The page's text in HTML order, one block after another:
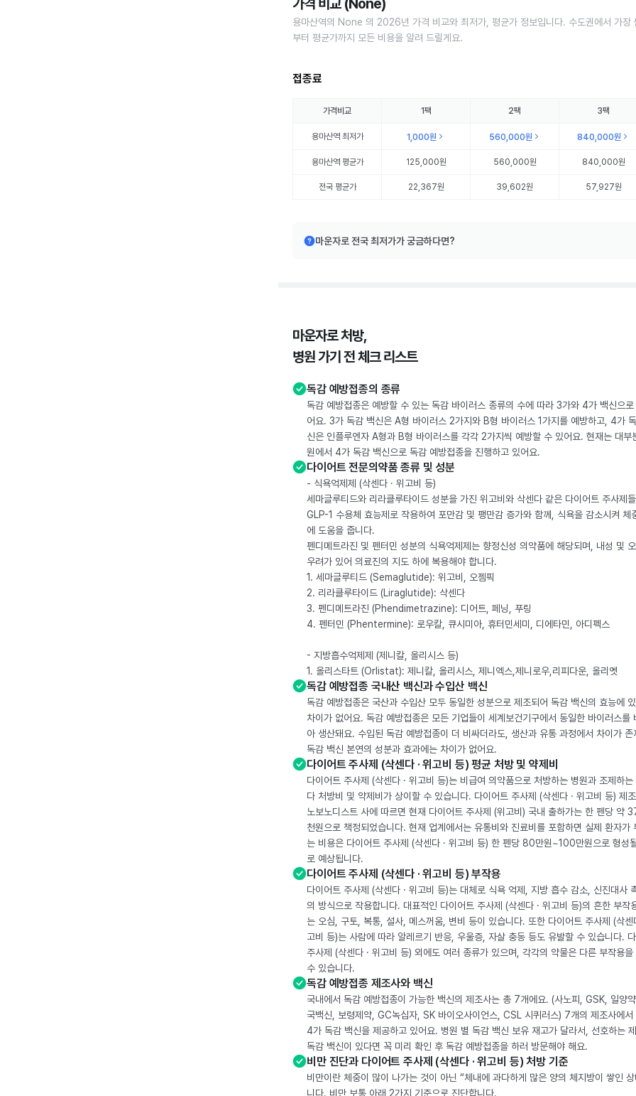
가격 비교 (None)
용마산역의 None 의 2026년 가격 비교와 최저가, 평균가 정보입니다. 수도권에서 가장
부터 평균가까지 모든 비용을 알려 드릴게요.
접종료
가격비교 1팩 2팩 3팩
용마산역최저가 1,000원 560,000원 840,000원
용마산역평균가 125,000원 560,000원 840,000원
전국 평균가 22,367원 39,602원 57,927원
마운자로 전국 최저가가 궁금하다면?
마운자로 처방,
병원 가기 전 체크 리스트
독감 예방접종의 종류
독감 예방접종은 예방할 수 있는 독감 바이러스 종류의 수에 따라 3가와 4가 백신으로
어요. 3가 독감 백신은 A형 바이러스 2가지와 B형 바이러스 1가지를 예방하고, 4가
신은 인플루엔자 A형과 B형 바이러스를 각각 2가지씩 예방할 수 있어요. 현재는 대부
원에서 4가 독감 백신으로 독감 예방접종을 진행하고 있어요.
다이어트 전문의약품 종류 및 성분
- 식욕억제제 (삭센다 · 위고비 등)
세마글루티드와 리라클루타이드 성분을 가진 위고비와 삭센다 같은 다이어트 주사제
GLP-1 수용체 효능제로 작용하여 포만감 및 팽만감 증가와 함께, 식욕을 감소시켜 체
에 도움을 줍니다.
펜디메트라진 및 펜터민 성분의 식욕억제제는 향정신성 의약품에 해당되며, 내성 및
우려가 있어 의료진의 지도 하에 복용해야 합니다.
1. 세마글루티드 (Semaglutide): 위고비, 오젬픽
2. 리라클루타이드 (Liraglutide): 삭센다
3. 펜디메트라진 (Phendimetrazine): 디어트, 페닝, 푸링
4. 펜터민 (Phentermine): 로우칼, 큐시미아, 휴터민세미, 디에타민, 아디펙스
- 지방흡수억제제 (제니칼, 올리시스 등)
1. 올리스타트 (Orlistat): 제니칼, 올리시스, 제니엑스,제니로우,리피다운, 올리엣
독감 예방접종 국내산 백신과 수입산 백신
독감 예방접종은 국산과 수입산 모두 동일한 성분으로 제조되어 독감 백신의 효능에
차이가 없어요. 독감 예방접종은 모든 기업들이 세계보건기구에서 동일한 바이러스를
아 생산돼요. 수입된 독감 예방접종이 더 비싸더라도, 생산과 유통 과정에서 차이가 존
독감 백신 본연의 성분과 효과에는 차이가 없어요.
다이어트 주사제 (삭센다 · 위고비 등) 평균 처방 및 약제비
다이어트 주사제 (삭센다 · 위고비 등)는 비급여 의약품으로 처방하는 병원과 조제하는
다 처방비 및 약제비가 상이할 수 있습니다. 다이어트 주사제 (삭센다 · 위고비 등) 제
노보노디스트 사에 따르면 현재 다이어트 주사제 (위고비) 국내 출하가는 한 펜당 약
천원으로 책정되었습니다. 현재 업계에서는 유통비와 진료비를 포함하면 실제 환자가
는 비용은 다이어트 주사제 (삭센다 · 위고비 등) 한 펜당 80만원~100만원으로 형성
로 예상됩니다.
다이어트 주사제 (삭센다 · 위고비 등) 부작용
다이어트 주사제 (삭센다 · 위고비 등)는 대체로 식욕 억제, 지방 흡수 감소, 신진대사
의 방식으로 작용합니다. 대표적인 다이어트 주사제 (삭센다 · 위고비 등)의 흔한 부작
는 오심, 구토, 복통, 설사, 메스꺼움, 변비 등이 있습니다. 또한 다이어트 주사제 (삭센
고비 등)는 사람에 따라 알레르기 반응, 우울증, 자살 충동 등도 유발할 수 있습니다.
주사제 (삭센다 · 위고비 등) 외에도 여러 종류가 있으며, 각각의 약물은 다른 부작용을
수 있습니다.
독감 예방접종 제조사와 백신
국내에서 독감 예방접종이 가능한 백신의 제조사는 총 7개에요. (사노피, GSK, 일양
국백신, 보령제약, GC녹십자, SK 바이오사이언스, CSL 시퀴러스) 7개의 제조사에서
4가 독감 백신을 제공하고 있어요. 병원 별 독감 백신 보유 재고가 달라서, 선호하는
독감 백신이 있다면 꼭 미리 확인 후 독감 예방접종을 하러 방문해야 해요.
비만 진단과 다이어트 주사제 (삭센다 · 위고비 등) 처방 기준
비만이란 체중이 많이 나가는 것이 아닌 “체내에 과다하게 많은 양의 체지방이 쌓인
니다. 비만 보통 아래 2가지 기준으로 진단합니다.